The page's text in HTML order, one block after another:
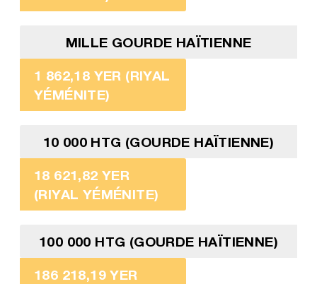
MILLE GOURDE HAÏTIENNE
1 862,18 YER (RIYAL
YÉMÉNITE)
10 000 HTG (GOURDE HAÏTIENNE)
18 621,82 YER
(RIYAL YÉMÉNITE)
100 000 HTG (GOURDE HAÏTIENNE)
186 218,19 YER